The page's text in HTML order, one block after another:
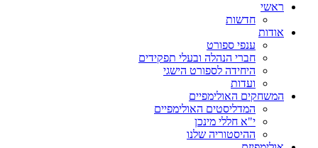
ראשי
חדשות
אודות
ענפי ספורט
חברי הנהלה ובעלי תפקידים
היחידה לספורט הישגי
ועדות
המשחקים האולימפיים
המדליסטים האולימפיים
י"א חללי מינכן
ההיסטוריה שלנו